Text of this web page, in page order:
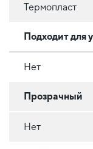
Термопласт
Подходит для
Нет
Прозрачный
Нет